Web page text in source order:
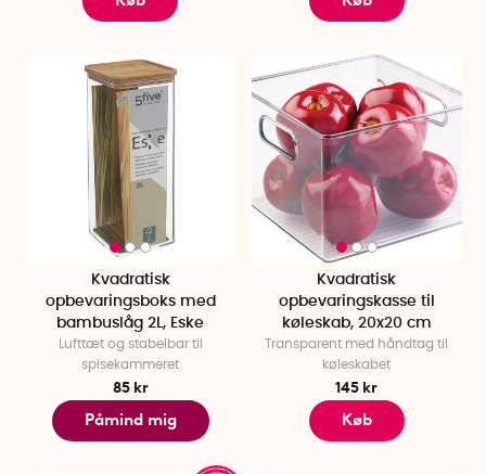
Kvadratisk
opbevaringsboks med
bambuslåg 2L, Eske
Lufttæt og stabelbar til
spisekammeret
85 kr
Påmind mig
Kvadratisk
opbevaringskasse til
køleskab, 20x20 cm
Transparent med håndtag til
køleskabet
145 kr
Køb